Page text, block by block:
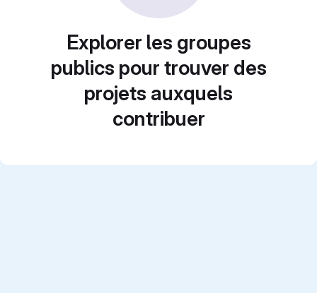
Explorer les groupes
publics pour trouver des
projets auxquels
contribuer